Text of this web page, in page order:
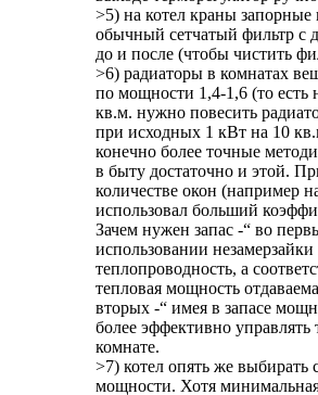
>5) на котел краны запорные
обычный сетчатый фильтр с
до и после (чтобы чистить
>6) радиаторы в комнатах
по мощности 1,4-1,6 (то есть
кв.м. нужно повесить
при исходных 1 кВт на 10
конечно более точные
в быту достаточно и этой.
количестве окон (например
использовал больший
Зачем нужен запас -“ во
использовании незамерзайки
теплопроводность, а
тепловая мощность
вторых -“ имея в запасе
более эффективно управлять
комнате.
>7) котел опять же выбирать
мощности. Хотя